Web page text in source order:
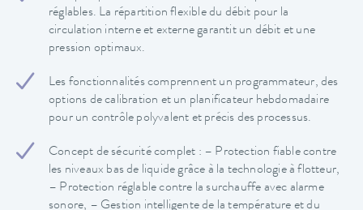
réglables. La répartition flexible du débit pour la
circulation interne et externe garantit un débit et une
pression optimaux.
Les fonctionnalités comprennent un programmateur, des
options de calibration et un planificateur hebdomadaire
pour un contrôle polyvalent et précis des processus.
Concept de sécurité complet : – Protection fiable contre
les niveaux bas de liquide grâce à la technologie à flotteur,
– Protection réglable contre la surchauffe avec alarme
sonore, – Gestion intelligente de la température et du